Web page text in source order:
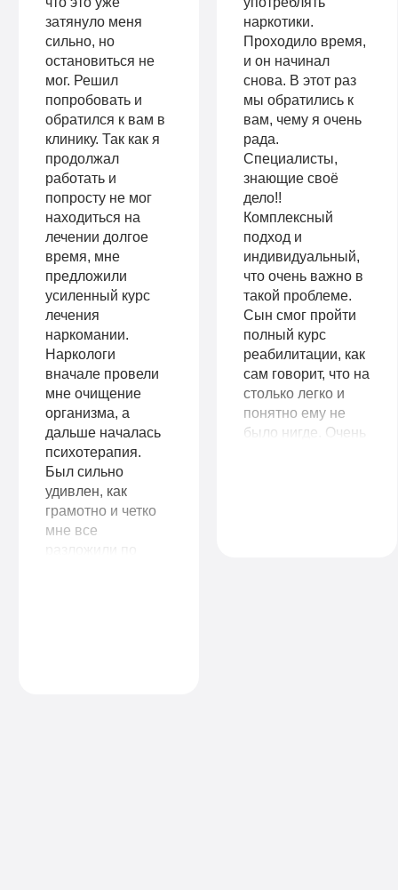
затянуло меня
сильно, но
остановиться не
мог. Решил
попробовать и
обратился к вам в
клинику. Так как я
продолжал
работать и
попросту не мог
находиться на
лечении долгое
время, мне
предложили
усиленный курс
лечения
наркомании.
Наркологи
вначале провели
мне очищение
организма, а
дальше началась
психотерапия.
Был сильно
удивлен, как
грамотно и четко
мне все
наркотики.
Проходило время,
и он начинал
снова. В этот раз
мы обратились к
вам, чему я очень
рада.
Специалисты,
знающие своё
дело!!
Комплексный
подход и
индивидуальный,
что очень важно в
такой проблеме.
Сын смог пройти
полный курс
реабилитации, как
сам говорит, что на
столько легко и
понятно ему не
было нигде. Очень